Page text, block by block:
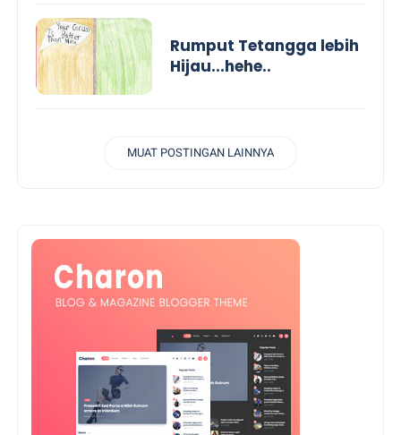
Rumput Tetangga lebih
Hijau...hehe..
MUAT POSTINGAN LAINNYA